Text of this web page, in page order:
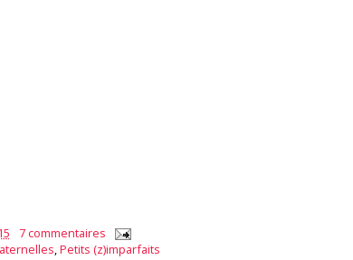
7 commentaires
,Petits (z)imparfaits